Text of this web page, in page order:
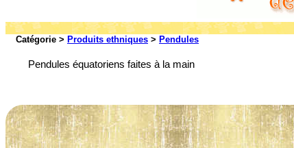
Catégorie > Produits ethniques > Pendules
Pendules équatoriens faites à la main